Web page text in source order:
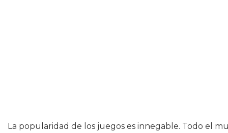
La popularidad de los juegos es innegable. Todo el